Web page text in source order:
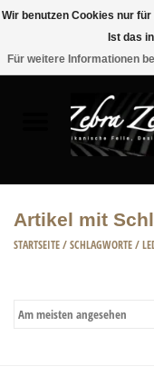
MÖBEL
WOHNACCESSOIRES
Artikel mit
STARTSEITE/SCHLAGWORTE/
Wir benutzen Cookies nur
Ist das
Für weitere Informationen